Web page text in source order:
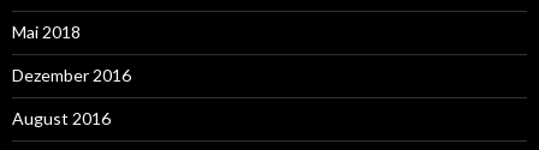
Mai 2018
Dezember 2016
August 2016